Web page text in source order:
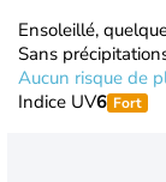
Ensoleillé,
Sans
Aucun risque de
Indice UV6 Fort